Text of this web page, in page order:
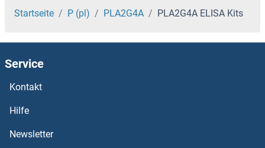
PKN1 ELISA Kits
PKMYT1 ELISA Kits
PKM2 ELISA Kits
PKLR ELISA Kits
Startseite P (pl) PLA2G4A PLA2G4A ELISA Kits
Service
Kontakt
Hilfe
Newsletter